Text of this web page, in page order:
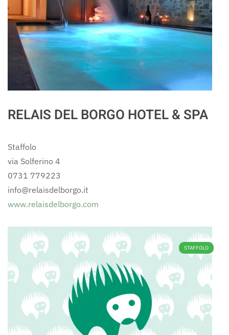
RELAIS DEL BORGO HOTEL & SPA
Staffolo
via Solferino 4
0731 779223
info@relaisdelborgo.it
www.relaisdelborgo.com
STAFFOLO